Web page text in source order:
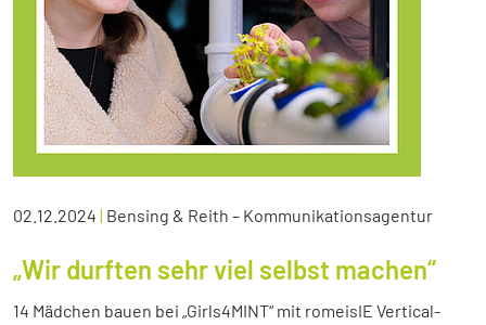
02.12.2024 | Bensing & Reith – Kommunikationsagentur
„Wir durften sehr viel selbst machen“
14 Mädchen bauen bei „Girls4MINT“ mit romeisIE Vertical-